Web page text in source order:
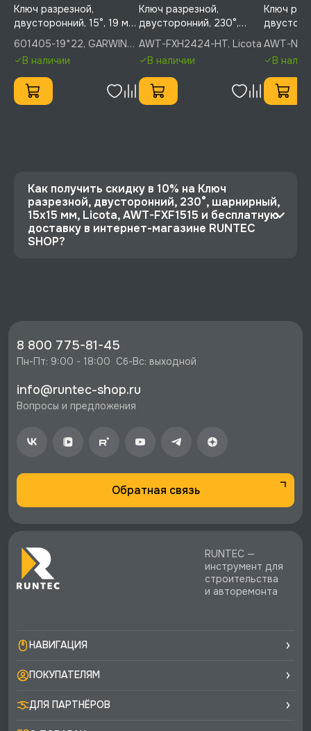
Ключ разрезной,
двусторонний, 15°, 19 мм,
22 мм, GARWIN PRO,
601405-19*22
601405-19*22, GARWIN
PROВ наличии
Ключ разрезной,
двусторонний, 230°,
шарнирный, 24х24 мм,
Licota, AWT-FXH2424-HT
AWT-FXH2424-HT, Licota
В наличии
Ключ
3/8",
AWT-
В
Как получить скидку в 10% на Ключ
разрезной, двусторонний, 230°, шарнирный,
15х15 мм, Licota, AWT-FXF1515 и бесплатную
доставку в интернет-магазине RUNTEC
SHOP?
скидкой - 1500 руб.
⚡️ Бесплатная доставка в Москве, Санкт-
стоимости заказа.
8 800 775-81-45
Пн-Пт: 9:00 - 18:00  Сб-Вс: выходной
info@runtec-shop.ru
Вопросы и предложения
Обратная связь
RUNTEC —
инструмент для
строительства
и авторемонта
НАВИГАЦИЯ
ПОКУПАТЕЛЯМ
ДЛЯ ПАРТНЁРОВ